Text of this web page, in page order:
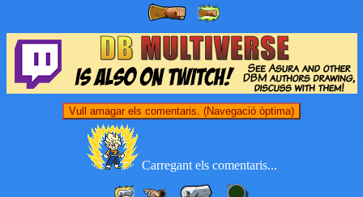
Vull amagar els comentaris. (Navegació òptima)
Carregant els comentaris...